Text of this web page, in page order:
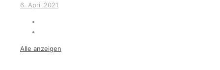
6. April 2021
Alle anzeigen